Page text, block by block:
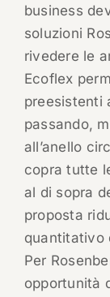
business
soluzioni
rivedere le
Ecoflex
preesistenti
passando,
all’anello
copra tutte
al di sopra
proposta
quantitativo
Per
opportunità